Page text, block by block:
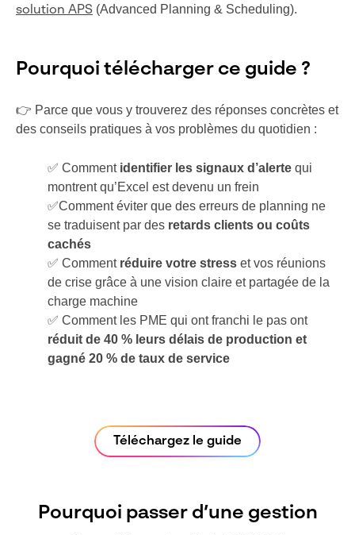
solution APS (Advanced Planning & Scheduling).
Pourquoi télécharger ce guide ?
👉 Parce que vous y trouverez des réponses concrètes et
des conseils pratiques à vos problèmes du quotidien :
✅ Comment identifier les signaux d’alerte qui
montrent qu’Excel est devenu un frein
✅Comment éviter que des erreurs de planning ne
se traduisent par des retards clients ou coûts
cachés
✅ Comment réduire votre stress et vos réunions
de crise grâce à une vision claire et partagée de la
charge machine
✅ Comment les PME qui ont franchi le pas ont
réduit de 40 % leurs délais de production et
gagné 20 % de taux de service
Téléchargez le guide
Pourquoi passer d’une gestion